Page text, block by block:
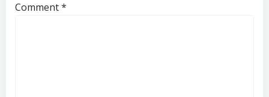
Comment*